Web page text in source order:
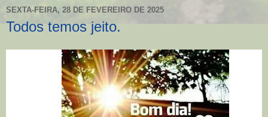
SEXTA-FEIRA, 28 DE FEVEREIRO DE 2025
Todos temos jeito.